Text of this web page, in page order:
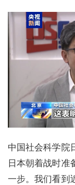
中国社会科学院
日本朝着战时准
一步。我们看到